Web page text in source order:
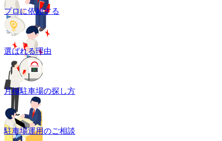
プロに依頼する
選ばれる理由
月極駐車場の探し方
駐車場運用のご相談